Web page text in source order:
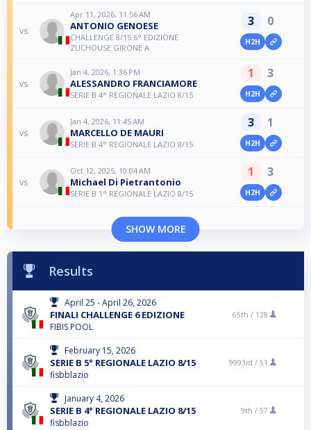
vs
Apr 11, 2026, 11:56 AM
ANTONIO GENOESE
CHALLENGE 8/15 6° EDIZIONE
ZUCHOUSE GIRONE A
3 0
H2H
vs
Jan 4, 2026, 1:36 PM
ALESSANDRO FRANCIAMORE
SERIE B 4° REGIONALE LAZIO 8/15
1 3
H2H
vs
Jan 4, 2026, 11:45 AM
MARCELLO DE MAURI
SERIE B 4° REGIONALE LAZIO 8/15
3 1
H2H
vs
Oct 12, 2025, 10:04 AM
Michael Di Pietrantonio
SERIE B 1° REGIONALE LAZIO 8/15
1 3
H2H
SHOW MORE
Results
April 25 - April 26, 2026
FINALI CHALLENGE 6 EDIZIONE
FIBIS POOL
65th / 128
February 15, 2026
SERIE B 5° REGIONALE LAZIO 8/15
fisbblazio
9993rd / 51
January 4, 2026
SERIE B 4° REGIONALE LAZIO 8/15
fisbblazio
9th / 57